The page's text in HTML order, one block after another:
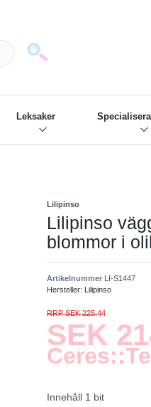
Leksaker
Lilipinso
Lilipinso
blommor i
Artikelnummer LI-S1447
Hersteller: Lilipinso
RRP SEK 225.44
SEK
Innehåll 1 bit